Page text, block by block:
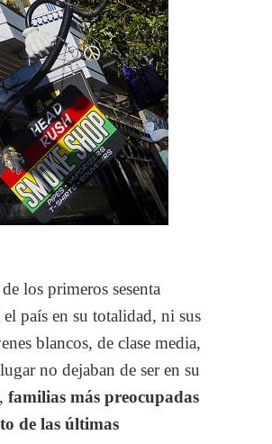
los primeros sesenta
país en su totalidad, ni sus
blancos, de clase media,
no dejaban de ser en su
, familias más preocupadas
de las últimas